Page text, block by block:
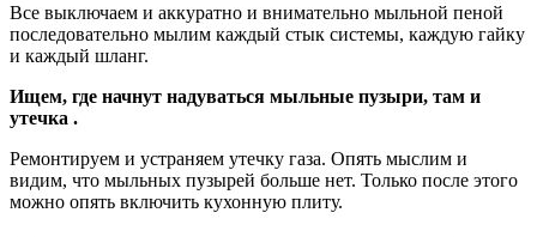
Все выключаем и аккуратно и внимательно мыльной пеной
последовательно мылим каждый стык системы, каждую гайку
и каждый шланг.
Ищем, где начнут надуваться мыльные пузыри, там и
утечка .
Ремонтируем и устраняем утечку газа. Опять мыслим и
видим, что мыльных пузырей больше нет. Только после этого
можно опять включить кухонную плиту.